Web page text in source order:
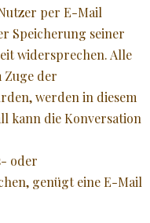
per E-Mail
Speicherung seiner
widersprechen. Alle
Zuge der
werden in diesem
kann die Konversation
oder
genügt eine E-Mail